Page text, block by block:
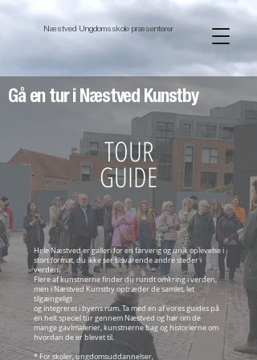
Næstved Ungdomsskole præsenterer
Gå en tur i Næstved Kunstby
TOUR
GUIDE
Hele Næstved er galleri for en farverig og unik oplevelse i
stort format, du ikke ser tilsvarende andre steder i
verden.
Flere af kunstnerne finder du rundt omkring i verden,
men i Næstved Kunstby optræder de samlet, let
tilgængeligt
og integreret i byens rum. Ta med en af vores guides på
en helt speciel tur gennem Næstved og hør om de
mange gavlmalerier, kunstnerne bag og historierne om
hvordan de er blevet til.
* For skoler, ungdomsuddannelser,